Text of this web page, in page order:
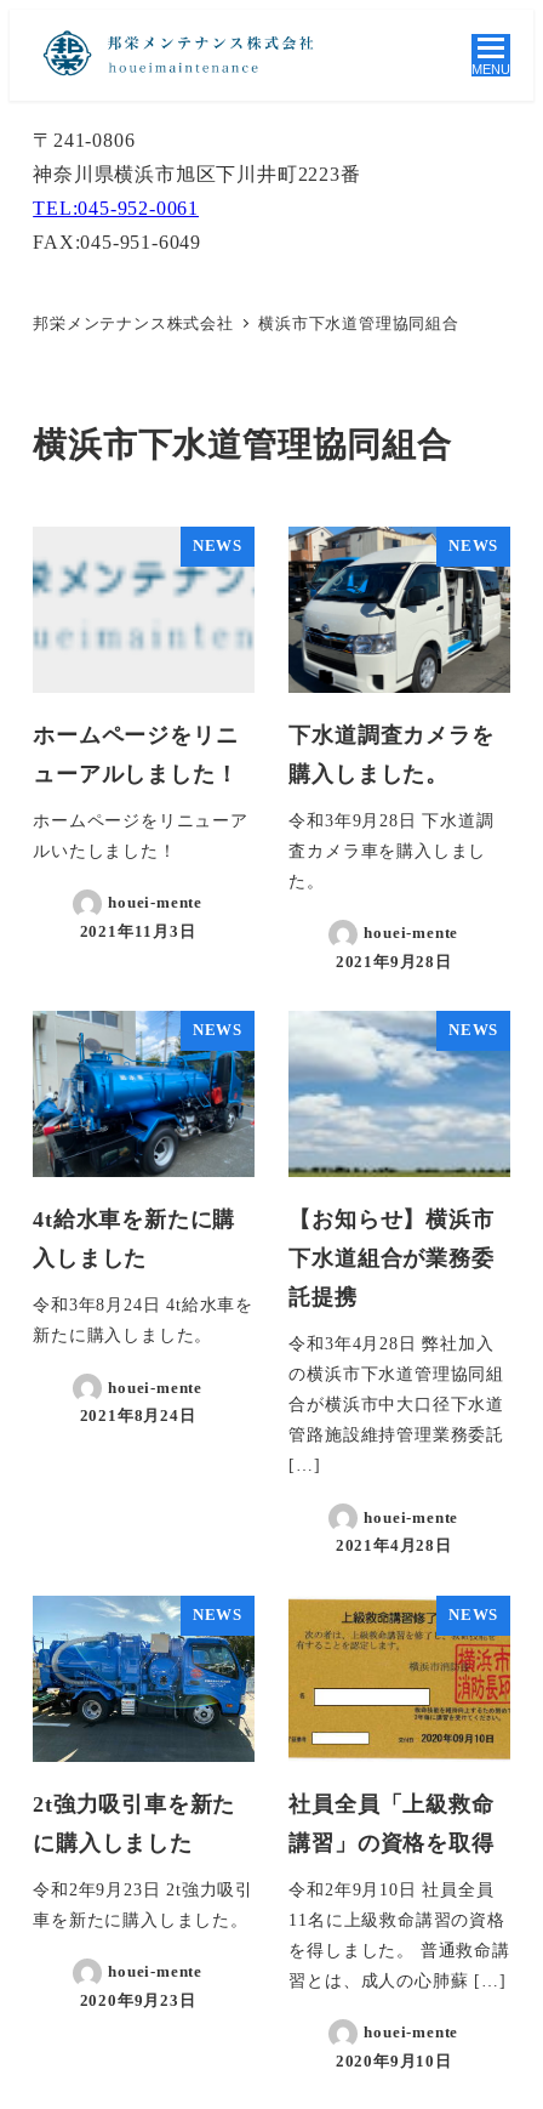
MENU
〒241-0806
神奈川県横浜市旭区下川井町2223番
TEL:045-952-0061
FAX:045-951-6049
邦栄メンテナンス株式会社 横浜市下水道管理協同組合
横浜市下水道管理協同組合
NEWS
ホームページをリニ
ューアルしました！
ホームページをリニューア
ルいたしました！
houei-mente
2021年11月3日
NEWS
下水道調査カメラを
購入しました。
令和3年9月28日 下水道調
査カメラ車を購入しまし
た。
houei-mente
2021年9月28日
NEWS
4t給水車を新たに購
入しました
令和3年8月24日 4t給水車を
新たに購入しました。
houei-mente
2021年8月24日
NEWS
【お知らせ】横浜市
下水道組合が業務委
託提携
令和3年4月28日 弊社加入
の横浜市下水道管理協同組
合が横浜市中大口径下水道
管路施設維持管理業務委託
[…]
houei-mente
2021年4月28日
NEWS
2t強力吸引車を新た
に購入しました
令和2年9月23日 2t強力吸引
車を新たに購入しました。
houei-mente
2020年9月23日
NEWS
社員全員「上級救命
講習」の資格を取得
令和2年9月10日 社員全員
11名に上級救命講習の資格
を得しました。 普通救命講
習とは、成人の心肺蘇 […]
houei-mente
2020年9月10日